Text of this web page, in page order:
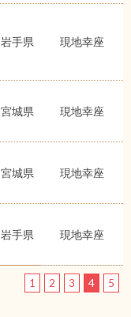
岩手県 現地幸座
宮城県 現地幸座
宮城県 現地幸座
岩手県 現地幸座
1 2 3 4 5